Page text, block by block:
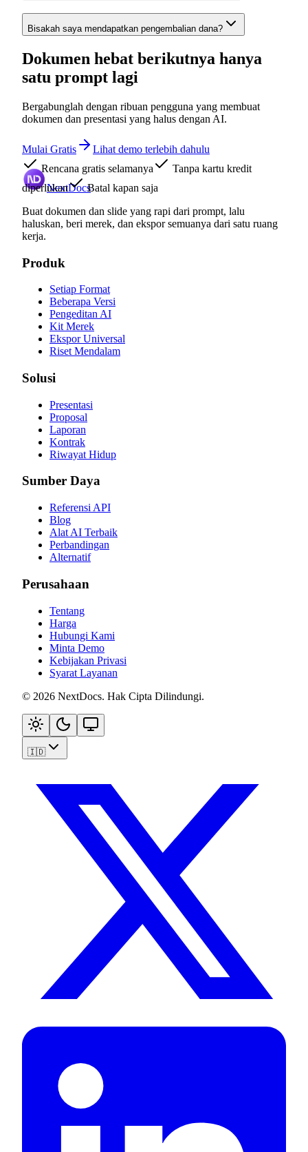
Bisakah saya mendapatkan pengembalian dana?
Dokumen hebat berikutnya hanya
satu prompt lagi
Bergabunglah dengan ribuan pengguna yang membuat
dokumen dan presentasi yang halus dengan AI.
Mulai Gratis
Lihat demo terlebih dahulu
Rencana gratis selamanya
Tanpa kartu kredit
diperlukan
Batal kapan saja
NextDocs
Buat dokumen dan slide yang rapi dari prompt, lalu
haluskan, beri merek, dan ekspor semuanya dari satu ruang
kerja.
Produk
Setiap Format
Beberapa Versi
Pengeditan AI
Kit Merek
Ekspor Universal
Riset Mendalam
Solusi
Presentasi
Proposal
Laporan
Kontrak
Riwayat Hidup
Sumber Daya
Referensi API
Blog
Alat AI Terbaik
Perbandingan
Alternatif
Perusahaan
Tentang
Harga
Hubungi Kami
Minta Demo
Kebijakan Privasi
Syarat Layanan
© 2026 NextDocs. Hak Cipta Dilindungi.
🇮🇩